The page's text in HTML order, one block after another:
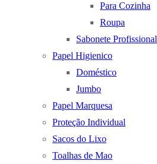
Para Cozinha
Roupa
Sabonete Profissional
Papel Higienico
Doméstico
Jumbo
Papel Marquesa
Proteção Individual
Sacos do Lixo
Toalhas de Mao